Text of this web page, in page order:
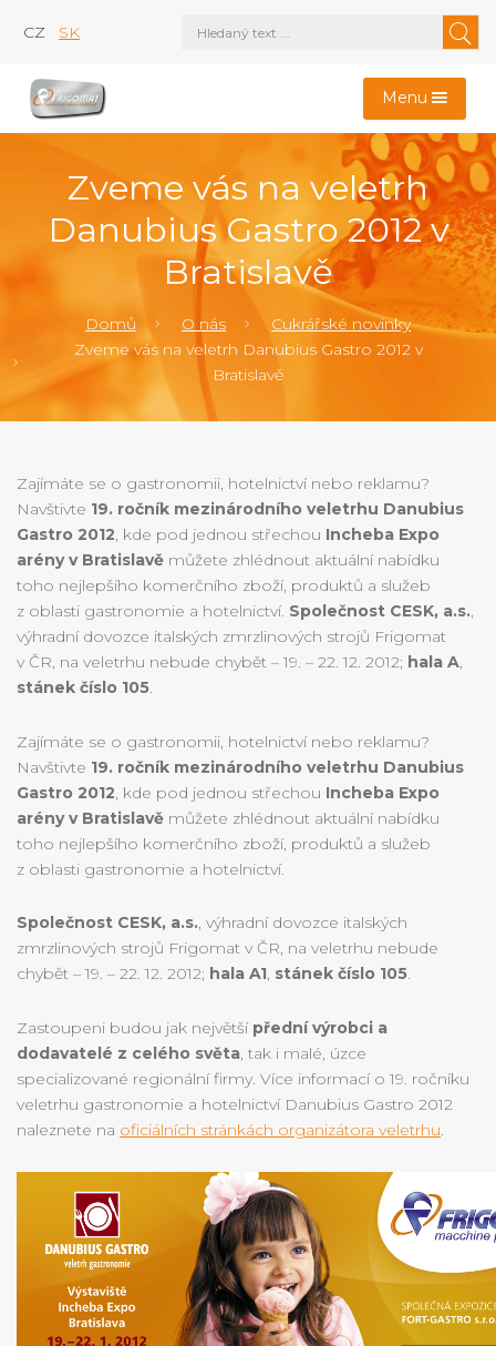
CZ SK
Menu
Zveme vás na veletrh
Danubius Gastro 2012 v
Bratislavě
Domů O nás
Cukrářské novinky
Zveme vás na veletrh Danubius Gastro 2012 v
Bratislavě
Zajímáte se o gastronomii, hotelnictví nebo reklamu?
Navštivte 19. ročník mezinárodního veletrhu Danubius
Gastro 2012, kde pod jednou střechou Incheba Expo
arény v Bratislavě můžete zhlédnout aktuální nabídku
toho nejlepšího komerčního zboží, produktů a služeb
z oblasti gastronomie a hotelnictví. Společnost CESK, a.s.,
výhradní dovozce italských zmrzlinových strojů Frigomat
v ČR, na veletrhu nebude chybět – 19. – 22. 12. 2012; hala A,
stánek číslo 105.
Zajímáte se o gastronomii, hotelnictví nebo reklamu?
Navštivte 19. ročník mezinárodního veletrhu Danubius
Gastro 2012, kde pod jednou střechou Incheba Expo
arény v Bratislavě můžete zhlédnout aktuální nabídku
toho nejlepšího komerčního zboží, produktů a služeb
z oblasti gastronomie a hotelnictví.
Společnost CESK, a.s., výhradní dovozce italských
zmrzlinových strojů Frigomat v ČR, na veletrhu nebude
chybět – 19. – 22. 12. 2012; hala A1, stánek číslo 105.
Zastoupeni budou jak největší přední výrobci a
dodavatelé z celého světa, tak i malé, úzce
specializované regionální firmy. Více informací o 19. ročníku
veletrhu gastronomie a hotelnictví Danubius Gastro 2012
naleznete na oficiálních stránkách organizátora veletrhu.